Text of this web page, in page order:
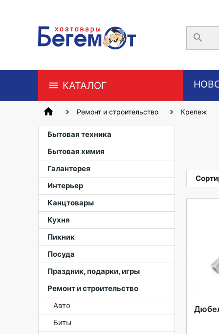
search
КАТАЛОГ
home Ремонт и строительство Крепеж
Бытовая техника
Бытовая химия
Галантерея
Интерьер
Канцтовары
Кухня
Пикник
Посуда
Праздник, подарки, игры
Ремонт и строительство
Авто
Биты